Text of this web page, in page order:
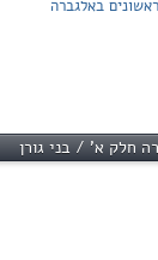
באלגברה
חלק א' / בני גורן